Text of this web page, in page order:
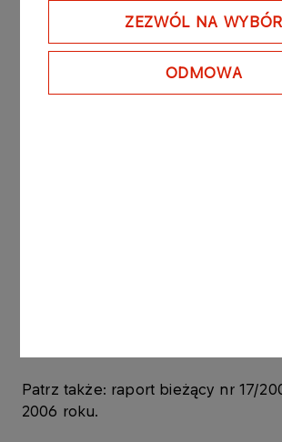
ZEZWÓL NA WYBÓR
ODMOWA
zabezpieczenia na akcjach
należących do TDC A/S,
postanowieniem Sądu Okręgowego
z dnia 24 lutego 2006 r.
Patrz także: raport bieżący nr 17/
2006 roku.